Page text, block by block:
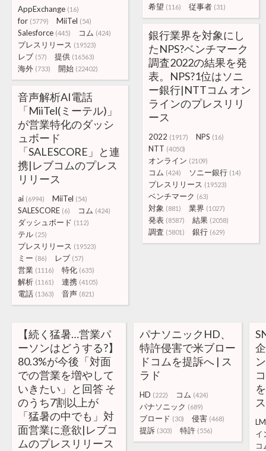
希望 (116) 従事者 (31)
AppExchange (16)
for (5779) MiiTel (54)
Salesforce (445) コム (424)
プレスリリース (19523)
レブ (57) 提供 (16563)
海外 (733) 開始 (22402)
銀行業界を対象にし
たNPS?ベンチマーク
調査2022の結果を発
表。NPS?1位はソニ
ー銀行|NTTコム オン
ラインのプレスリリ
ース
2022 (1917) NPS (16)
NTT (4050)
オンライン (2109)
コム (424) ソニー銀行 (14)
プレスリリース (19523)
ベンチマーク (63)
対象 (881) 業界 (1027)
発表 (8587) 結果 (2058)
調査 (5801) 銀行 (629)
音声解析AI電話
「MiiTel(ミーテル)」
が営業特化のダッシ
ュボード
「SALESCORE」と連
携|レブコムのプレス
リリース
ai (6994) MiiTel (54)
SALESCORE (6) コム (424)
ダッシュボード (112)
テル (25)
プレスリリース (19523)
ミー (86) レブ (57)
営業 (1116) 特化 (635)
解析 (1161) 連携 (4105)
電話 (1363) 音声 (821)
【続く猛暑…営業パ
ーソンはどうする?】
80.3%が今後「対面
での営業を増やして
いきたい」と回答 そ
のうち7割以上が
「猛暑の中でも」対
面営業に意欲|レブコ
ムのプレスリリース
パナソニックHD、
特許侵害で米ブロー
ドコムを提訴へ | ス
ラド
HD (222) コム (424)
パナソニック (689)
ブロード (30) 侵害 (468)
提訴 (303) 特許 (556)
イ
コ